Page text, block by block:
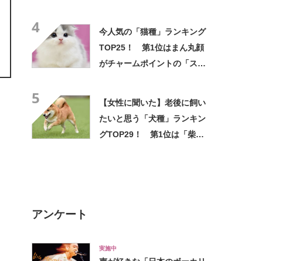
4
今人気の「猫種」ランキング
TOP25！ 第1位はまん丸顔
がチャームポイントの「スコ
5
【女性に聞いた】老後に飼い
たいと思う「犬種」ランキン
グTOP29！ 第1位は「柴
アンケート
実施中